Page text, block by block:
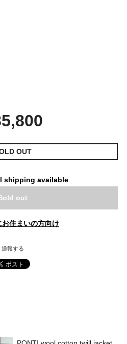
OUT
shipping available
out
お住まいの方向け
通報する